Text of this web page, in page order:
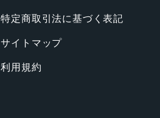
特定商取引法に基づく表記
サイトマップ
利用規約